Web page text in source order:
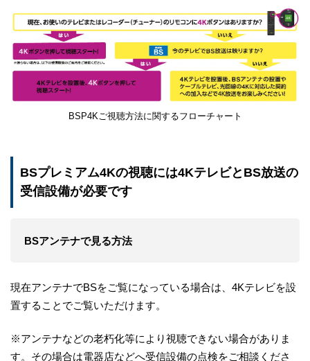
BSP4Kご視聴方法に関するフローチャート
BSプレミアム4Kの視聴には4KテレビとBS放送の
受信設備が必要です
BSアンテナで見る方法
現在アンテナでBSをご覧になっている場合は、4Kテレビを設
置することでご覧いただけます。
※アンテナなどの老朽化等により視聴できない場合がありま
す。その場合は電器店などへ受信設備の点検をご相談くださ